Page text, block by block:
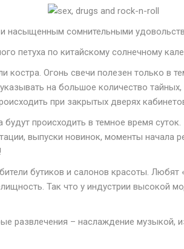
насыщенным сомнительными
петуха по китайскому солнечному
костра. Огонь свечи полезен только в
на большое количество
при закрытых дверях
происходить в темное время
выпуски новинок, моменты начала
бутиков и салонов красоты. Любят
Так что у индустрии высокой
развлечения – наслаждение музыкой,